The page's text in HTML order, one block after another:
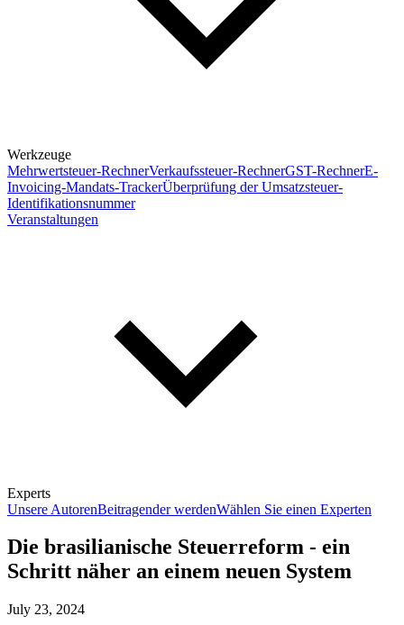
Werkzeuge
Mehrwertsteuer-RechnerVerkaufssteuer-RechnerGST-RechnerE-
Invoicing-Mandats-TrackerÜberprüfung der Umsatzsteuer-
Identifikationsnummer
Veranstaltungen
Experts
Unsere AutorenBeitragender werdenWählen Sie einen Experten
Die brasilianische Steuerreform - ein
Schritt näher an einem neuen System
July 23, 2024